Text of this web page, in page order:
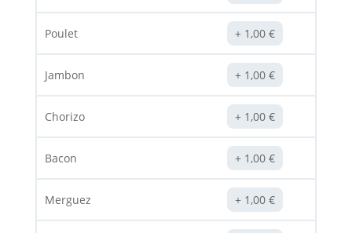
Poulet 1,00€
Jambon 1,00€
Chorizo 1,00€
Bacon 1,00€
Merguez 1,00€